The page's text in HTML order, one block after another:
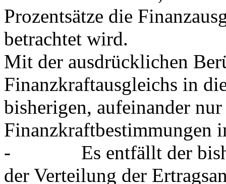
Prozentsätze die
betrachtet wird.
Mit der ausdrücklichen
Finanzkraftausgleichs in
bisherigen, aufeinander
Finanzkraftbestimmungen
- Es entfällt der
der Verteilung der